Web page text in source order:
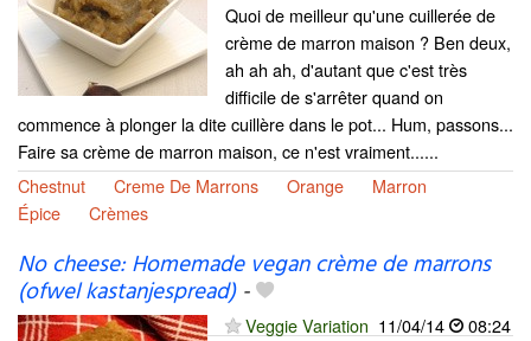
Quoi de meilleur qu'une cuillerée de
crème de marron maison ? Ben deux,
ah ah ah, d'autant que c'est très
difficile de s'arrêter quand on
commence à plonger la dite cuillère dans le pot... Hum, passons...
Faire sa crème de marron maison, ce n'est vraiment......
Chestnut
Creme De Marrons Orange
Marron
Épice
Crèmes
No cheese: Homemade vegan crème de marrons
(ofwel kastanjespread)-
Veggie Variation 11/04/14
08:24